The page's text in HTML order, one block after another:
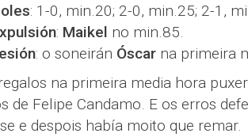
: 1-0, min.20; 2-0, min.25; 2-1,
: Maikel no min.85.
: o soneirán Óscarna primeira
na primeira media hora
de Felipe Candamo. E os erros
e despois había moito que remar.